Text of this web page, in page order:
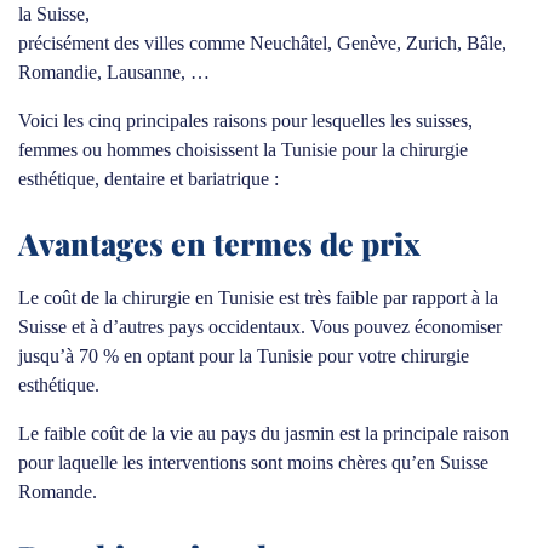
la Suisse,
précisément des villes comme Neuchâtel, Genève, Zurich, Bâle,
Romandie, Lausanne, …
Voici les cinq principales raisons pour lesquelles les suisses,
femmes ou hommes choisissent la Tunisie pour la chirurgie
esthétique, dentaire et bariatrique :
Avantages en termes de prix
Le coût de la chirurgie en Tunisie est très faible par rapport à la
Suisse et à d’autres pays occidentaux. Vous pouvez économiser
jusqu’à 70 % en optant pour la Tunisie pour votre chirurgie
esthétique.
Le faible coût de la vie au pays du jasmin est la principale raison
pour laquelle les interventions sont moins chères qu’en Suisse
Romande.